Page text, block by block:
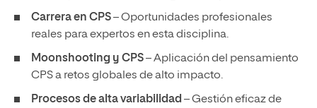
Carrera en CPS– Oportunidades profesionales
reales para expertos en esta disciplina.
Moonshooting y CPS– Aplicación del pensamiento
CPS a retos globales de alto impacto.
Procesos de alta variabilidad – Gestión eficaz de